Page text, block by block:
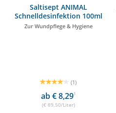
Saltisept ANIMAL
Schnelldesinfektion 100ml
Zur Wundpflege & Hygiene
(1)
ab € 8,291
(€ 89,50/Liter)